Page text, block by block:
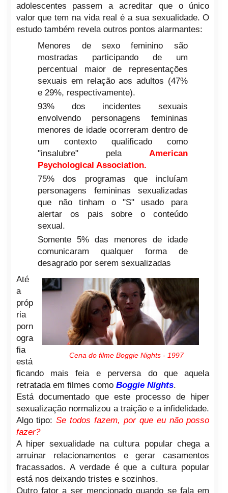
adolescentes passem a acreditar que o único
valor que tem na vida real é a sua sexualidade. O
estudo também revela outros pontos alarmantes:
Menores de sexo feminino são
mostradas participando de um
percentual maior de representações
sexuais em relação aos adultos (47%
e 29%, respectivamente).
93% dos incidentes sexuais
envolvendo personagens femininas
menores de idade ocorreram dentro de
um contexto qualificado como
"insalubre" pela American
Psychological Association.
75% dos programas que incluíam
personagens femininas sexualizadas
que não tinham o "S" usado para
alertar os pais sobre o conteúdo
sexual.
Somente 5% das menores de idade
comunicaram qualquer forma de
desagrado por serem sexualizadas
Cena do filme Boggie Nights - 1997
Até
a
próp
ria
porn
ogra
fia
está
ficando mais feia e perversa do que aquela
retratada em filmes como Boggie Nights.
Está documentado que este processo de hiper
sexualização normalizou a traição e a infidelidade.
Algo tipo:Se todos fazem, por que eu não posso
fazer?
A hiper sexualidade na cultura popular chega a
arruinar relacionamentos e gerar casamentos
fracassados. A verdade é que a cultura popular
está nos deixando tristes e sozinhos.
Outro fator a ser mencionado quando se fala em